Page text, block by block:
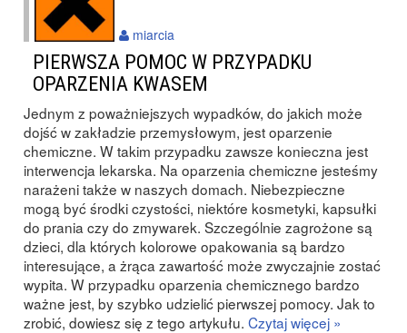
PIERWSZA POMOC W PRZYPADKU
OPARZENIA KWASEM
Jednym z poważniejszych wypadków, do jakich może
dojść w zakładzie przemysłowym, jest oparzenie
chemiczne. W takim przypadku zawsze konieczna jest
interwencja lekarska. Na oparzenia chemiczne jesteśmy
narażeni także w naszych domach. Niebezpieczne
mogą być środki czystości, niektóre kosmetyki, kapsułki
do prania czy do zmywarek. Szczególnie zagrożone są
dzieci, dla których kolorowe opakowania są bardzo
interesujące, a żrąca zawartość może zwyczajnie zostać
wypita. W przypadku oparzenia chemicznego bardzo
ważne jest, by szybko udzielić pierwszej pomocy. Jak to
zrobić, dowiesz się z tego artykułu. Czytaj więcej »
miarcia